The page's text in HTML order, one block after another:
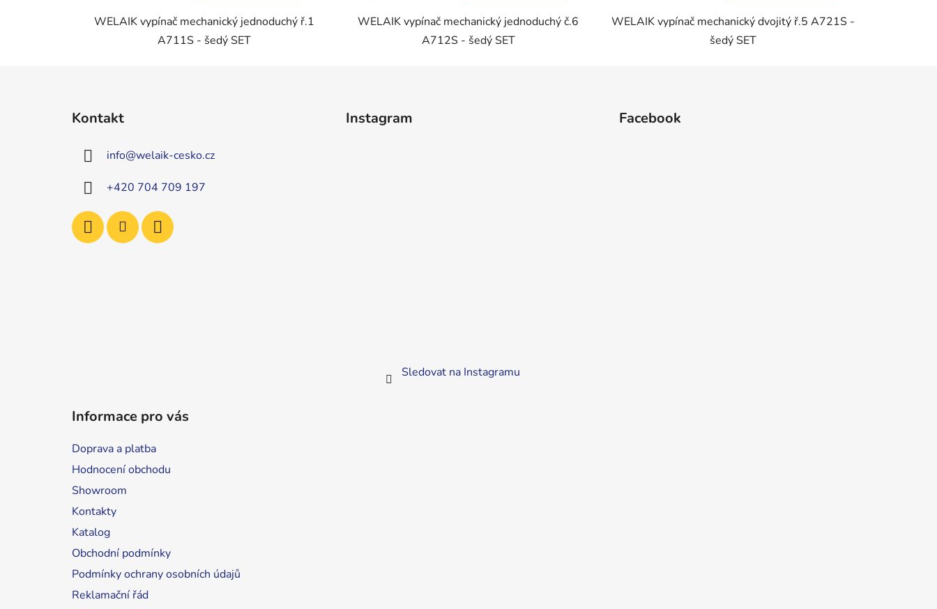
WELAIK vypínač mechanický jednoduchý ř.1
A711S - šedý SET
WELAIK vypínač mechanický jednoduchý č.6
A712S - šedý SET
WELAIK vypínač mechanický dvojitý ř.5 A721S -
šedý SET
Kontakt
info@welaik-cesko.cz
+420 704 709 197
Instagram
Sledovat na Instagramu
Facebook
Informace pro vás
Doprava a platba
Hodnocení obchodu
Showroom
Kontakty
Katalog
Obchodní podmínky
Podmínky ochrany osobních údajů
Reklamační řád